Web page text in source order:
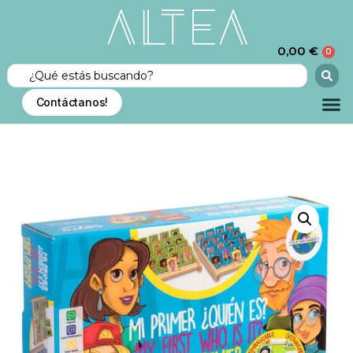
0,00 € 0
Contáctanos!